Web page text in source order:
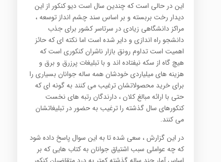
این در حالی است که چندین سال است دیو کنکور از این
دیدار رخت بربسته و بر اساس سند چشم انداز توسعه ،
مراکز دانشگاهی زیادی در سرتاسر کشور برای جذب
دانشجو راه اندازی و دایر شده است اما نکته ای که حائز
اهمیت است تداوم رونق بازار ناشران کنکوری است که
هیچ گاه از سکه نیفتاده اند و با تبلیغات پرزرق و برق و
هزینه های میلیاردی خودشان همه ساله جوانان بسیاری را
برای خرید محصولاتشان ترغیب می کنند به گونه ای که
حتی با ارائه مبالغ کلان ، دارندگان رتبه های نخست
کنکورهای سال گذشته را ترغیب به حضور در تبلیغاتشان
می کنند.
در این گزارش ، سعی شده تا به این سوال پاسخ داده شود
که چه عواملی سبب اشتیاق جوانان به کتاب هایی که بر